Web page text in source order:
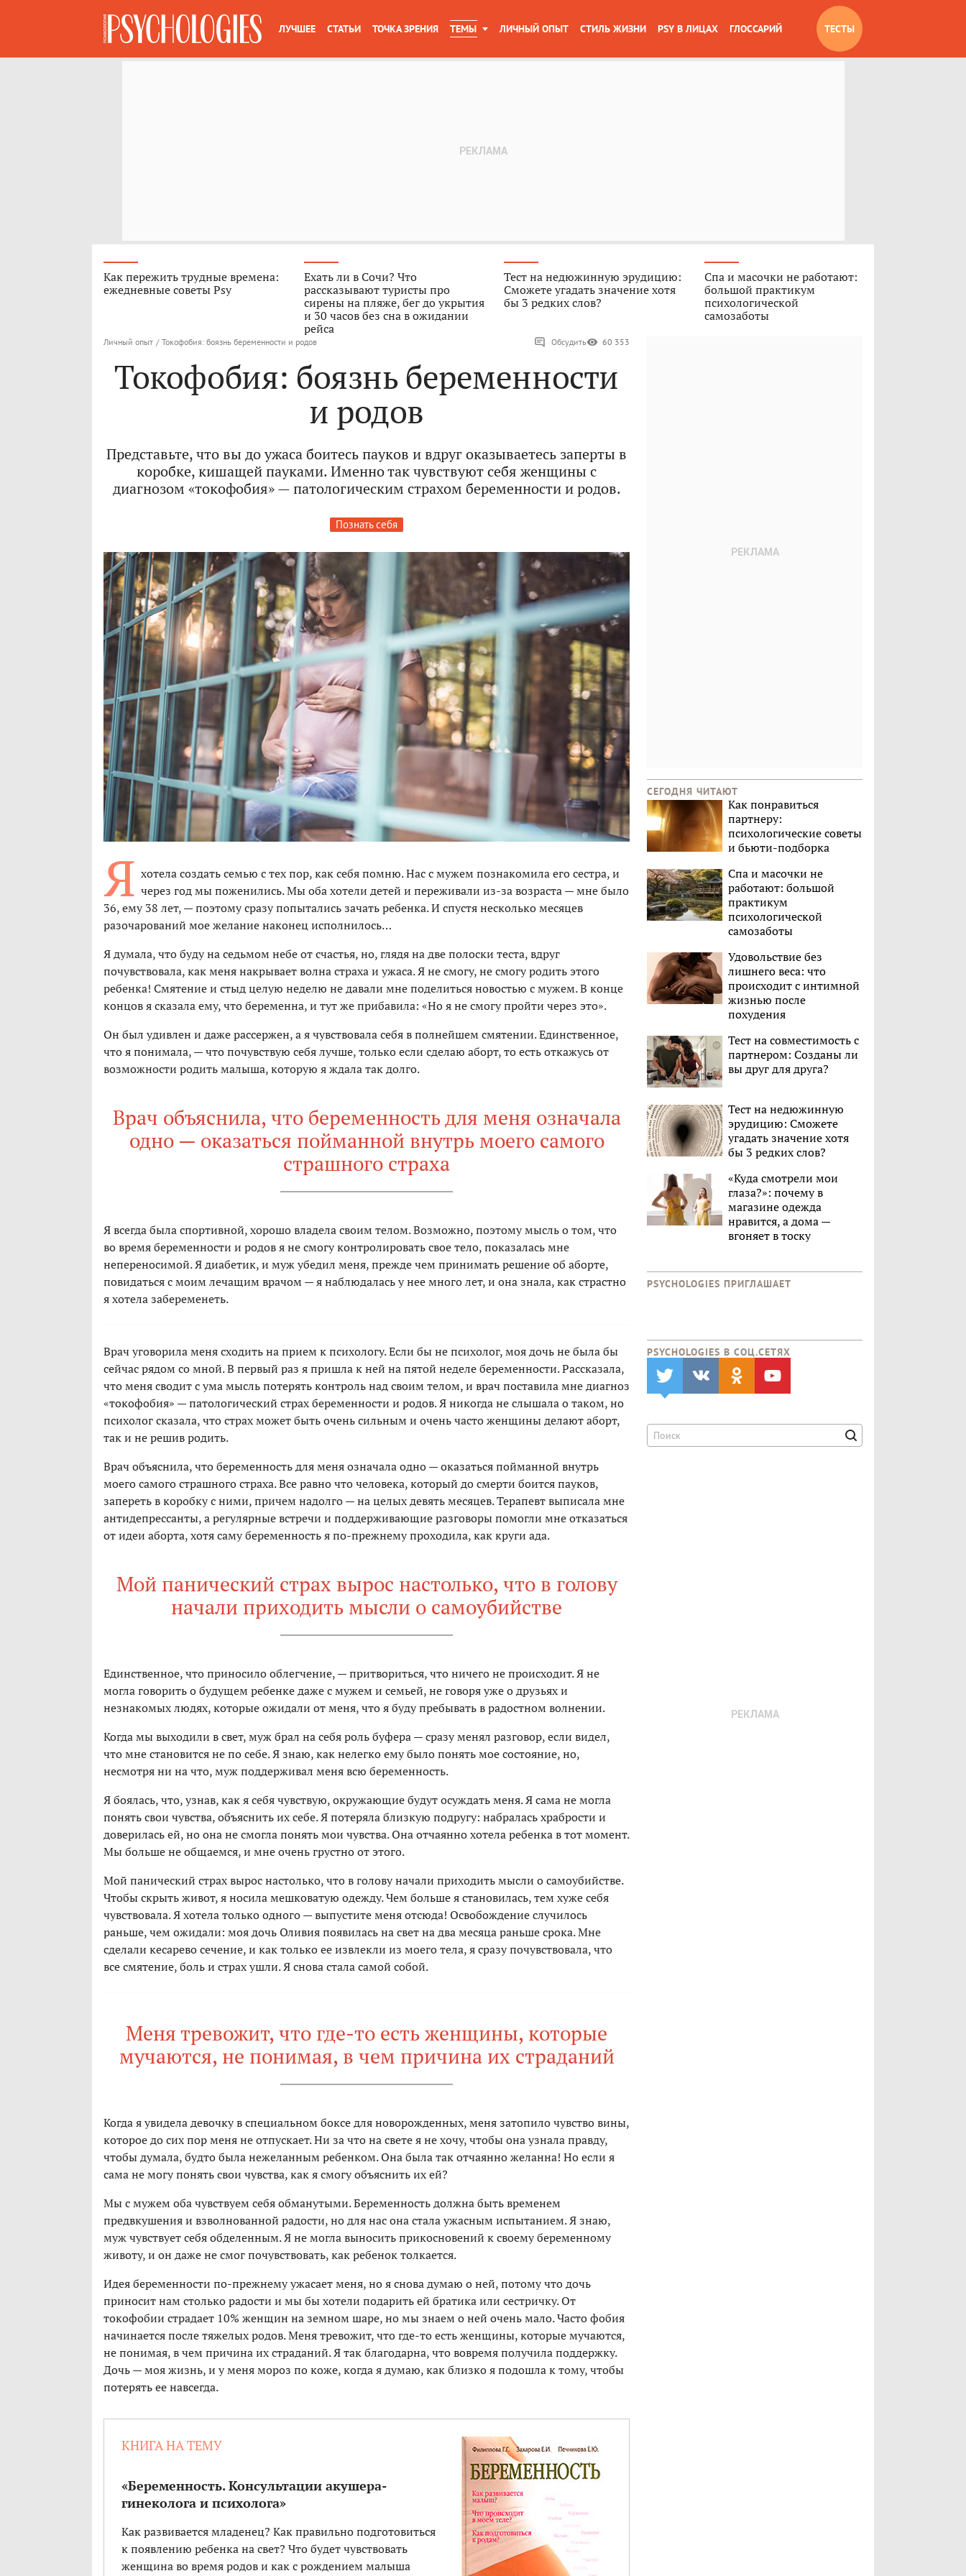
ЛУЧШЕЕ СТАТЬИ ТОЧКА ЗРЕНИЯ ТЕМЫ ЛИЧНЫЙ ОПЫТ СТИЛЬ ЖИЗНИ PSY В ЛИЦАХ ГЛОССАРИЙ ТЕСТЫ
Как пережить трудные времена:
ежедневные советы Psy
Ехать ли в Сочи? Что
рассказывают туристы про
сирены на пляже, бег до укрытия
и 30 часов без сна в ожидании
рейса
Тест на недюжинную эрудицию:
Сможете угадать значение хотя
бы 3 редких слов?
Спа и масочки не работают:
большой практикум
психологической
самозаботы
Личный опыт / Токофобия: боязнь беременности и родов Обсудить 60 353
Токофобия: боязнь беременности
и родов
Представьте, что вы до ужаса боитесь пауков и вдруг оказываетесь заперты в
коробке, кишащей пауками. Именно так чувствуют себя женщины с
диагнозом «токофобия» — патологическим страхом беременности и родов.
Познать себя
Я хотела создать семью с тех пор, как себя помню. Нас с мужем познакомила его сестра, и
через год мы поженились. Мы оба хотели детей и переживали из-за возраста — мне было
36, ему 38 лет, — поэтому сразу попытались зачать ребенка. И спустя несколько месяцев
разочарований мое желание наконец исполнилось…
Я думала, что буду на седьмом небе от счастья, но, глядя на две полоски теста, вдруг
почувствовала, как меня накрывает волна страха и ужаса. Я не смогу, не смогу родить этого
ребенка! Смятение и стыд целую неделю не давали мне поделиться новостью с мужем. В конце
концов я сказала ему, что беременна, и тут же прибавила: «Но я не смогу пройти через это».
Он был удивлен и даже рассержен, а я чувствовала себя в полнейшем смятении. Единственное,
что я понимала, — что почувствую себя лучше, только если сделаю аборт, то есть откажусь от
возможности родить малыша, которую я ждала так долго.
Врач объяснила, что беременность для меня означала
одно — оказаться пойманной внутрь моего самого
страшного страха
Я всегда была спортивной, хорошо владела своим телом. Возможно, поэтому мысль о том, что
во время беременности и родов я не смогу контролировать свое тело, показалась мне
непереносимой. Я диабетик, и муж убедил меня, прежде чем принимать решение об аборте,
повидаться с моим лечащим врачом — я наблюдалась у нее много лет, и она знала, как страстно
я хотела забеременеть.
Врач уговорила меня сходить на прием к психологу. Если бы не психолог, моя дочь не была бы
сейчас рядом со мной. В первый раз я пришла к ней на пятой неделе беременности. Рассказала,
что меня сводит с ума мысль потерять контроль над своим телом, и врач поставила мне диагноз
«токофобия» — патологический страх беременности и родов. Я никогда не слышала о таком, но
психолог сказала, что страх может быть очень сильным и очень часто женщины делают аборт,
так и не решив родить.
Врач объяснила, что беременность для меня означала одно — оказаться пойманной внутрь
моего самого страшного страха. Все равно что человека, который до смерти боится пауков,
запереть в коробку с ними, причем надолго — на целых девять месяцев. Терапевт выписала мне
антидепрессанты, а регулярные встречи и поддерживающие разговоры помогли мне отказаться
от идеи аборта, хотя саму беременность я по-прежнему проходила, как круги ада.
Мой панический страх вырос настолько, что в голову
начали приходить мысли о самоубийстве
Единственное, что приносило облегчение, — притвориться, что ничего не происходит. Я не
могла говорить о будущем ребенке даже с мужем и семьей, не говоря уже о друзьях и
незнакомых людях, которые ожидали от меня, что я буду пребывать в радостном волнении.
Когда мы выходили в свет, муж брал на себя роль буфера — сразу менял разговор, если видел,
что мне становится не по себе. Я знаю, как нелегко ему было понять мое состояние, но,
несмотря ни на что, муж поддерживал меня всю беременность.
Я боялась, что, узнав, как я себя чувствую, окружающие будут осуждать меня. Я сама не могла
понять свои чувства, объяснить их себе. Я потеряла близкую подругу: набралась храбрости и
доверилась ей, но она не смогла понять мои чувства. Она отчаянно хотела ребенка в тот момент.
Мы больше не общаемся, и мне очень грустно от этого.
Мой панический страх вырос настолько, что в голову начали приходить мысли о самоубийстве.
Чтобы скрыть живот, я носила мешковатую одежду. Чем больше я становилась, тем хуже себя
чувствовала. Я хотела только одного — выпустите меня отсюда! Освобождение случилось
раньше, чем ожидали: моя дочь Оливия появилась на свет на два месяца раньше срока. Мне
сделали кесарево сечение, и как только ее извлекли из моего тела, я сразу почувствовала, что
все смятение, боль и страх ушли. Я снова стала самой собой.
Меня тревожит, что где-то есть женщины, которые
мучаются, не понимая, в чем причина их страданий
Когда я увидела девочку в специальном боксе для новорожденных, меня затопило чувство вины,
которое до сих пор меня не отпускает. Ни за что на свете я не хочу, чтобы она узнала правду,
чтобы думала, будто была нежеланным ребенком. Она была так отчаянно желанна! Но если я
сама не могу понять свои чувства, как я смогу объяснить их ей?
Мы с мужем оба чувствуем себя обманутыми. Беременность должна быть временем
предвкушения и взволнованной радости, но для нас она стала ужасным испытанием. Я знаю,
муж чувствует себя обделенным. Я не могла выносить прикосновений к своему беременному
животу, и он даже не смог почувствовать, как ребенок толкается.
Идея беременности по-прежнему ужасает меня, но я снова думаю о ней, потому что дочь
приносит нам столько радости и мы бы хотели подарить ей братика или сестричку. От
токофобии страдает 10% женщин на земном шаре, но мы знаем о ней очень мало. Часто фобия
начинается после тяжелых родов. Меня тревожит, что где-то есть женщины, которые мучаются,
не понимая, в чем причина их страданий. Я так благодарна, что вовремя получила поддержку.
Дочь — моя жизнь, и у меня мороз по коже, когда я думаю, как близко я подошла к тому, чтобы
потерять ее навсегда.
КНИГА НА ТЕМУ
«Беременность. Консультации акушера-
гинеколога и психолога»
Как развивается младенец? Как правильно подготовиться
к появлению ребенка на свет? Что будет чувствовать
женщина во время родов и как с рождением малыша
СЕГОДНЯ ЧИТАЮТ
Как понравиться
партнеру:
психологические советы
и бьюти-подборка
Спа и масочки не
работают: большой
практикум
психологической
самозаботы
Удовольствие без
лишнего веса: что
происходит с интимной
жизнью после
похудения
Тест на совместимость с
партнером: Созданы ли
вы друг для друга?
Тест на недюжинную
эрудицию: Сможете
угадать значение хотя
бы 3 редких слов?
«Куда смотрели мои
глаза?»: почему в
магазине одежда
нравится, а дома —
вгоняет в тоску
PSYCHOLOGIES ПРИГЛАШАЕТ
PSYCHOLOGIES В CОЦ.СЕТЯХ